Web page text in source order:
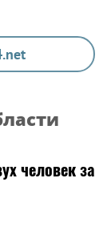
человек за